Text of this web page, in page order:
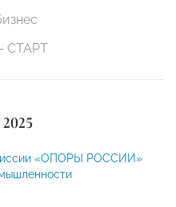
СТАРТ
«ОПОРЫ РОССИИ»